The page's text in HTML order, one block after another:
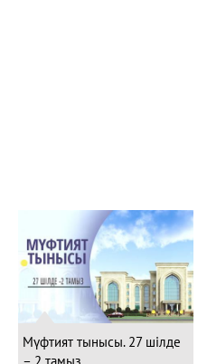
Мүфтият тынысы. 27 шілде
– 2 тамыз